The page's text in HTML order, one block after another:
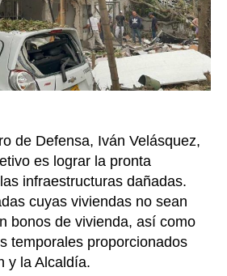
la
de Defensa, Iván Velásquez,
es lograr la pronta
infraestructuras dañadas.
cuyas viviendas no sean
bonos de vivienda, así como
temporales proporcionados
y la Alcaldía.